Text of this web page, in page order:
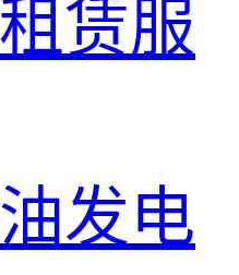
发电